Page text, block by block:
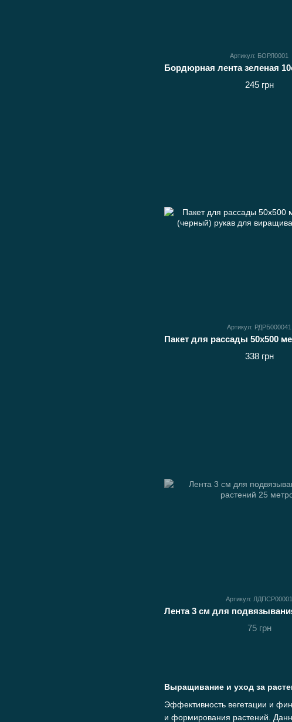
Выращивание и уход за
Эффективность вегетации и
и формирования растений.
Артикул: БОРЛ0001
245 грн
Артикул: РДРБ000041
338 грн
Артикул: ЛДПСР00001
75 грн